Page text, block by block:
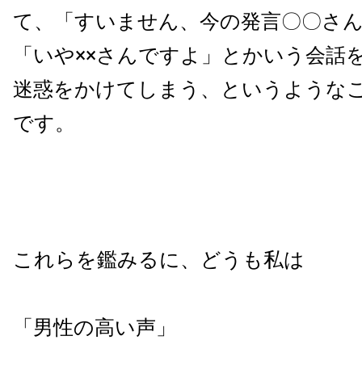
て、「すいません、今の発言〇〇さ
「いや××さんですよ」とかいう会話
迷惑をかけてしまう、というような
です。
これらを鑑みるに、どうも私は
「男性の高い声」